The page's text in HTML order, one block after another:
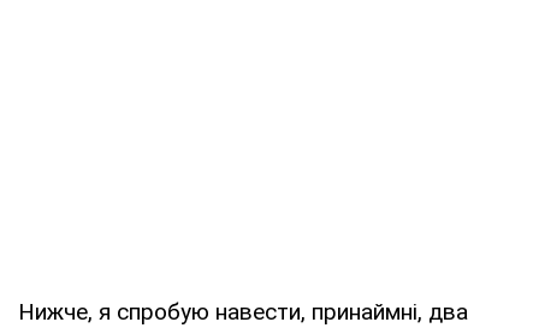
Нижче, я спробую навести, принаймні, два